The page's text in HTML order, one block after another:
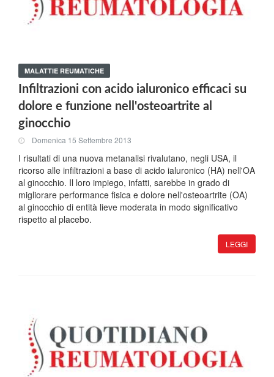
MALATTIE REUMATICHE
Infiltrazioni con acido ialuronico efficaci su
dolore e funzione nell'osteoartrite al
ginocchio
Domenica 15 Settembre 2013
I risultati di una nuova metanalisi rivalutano, negli USA, il
ricorso alle infiltrazioni a base di acido ialuronico (HA) nell'OA
al ginocchio. Il loro impiego, infatti, sarebbe in grado di
migliorare performance fisica e dolore nell'osteoartrite (OA)
al ginocchio di entità lieve moderata in modo significativo
rispetto al placebo.
LEGGI